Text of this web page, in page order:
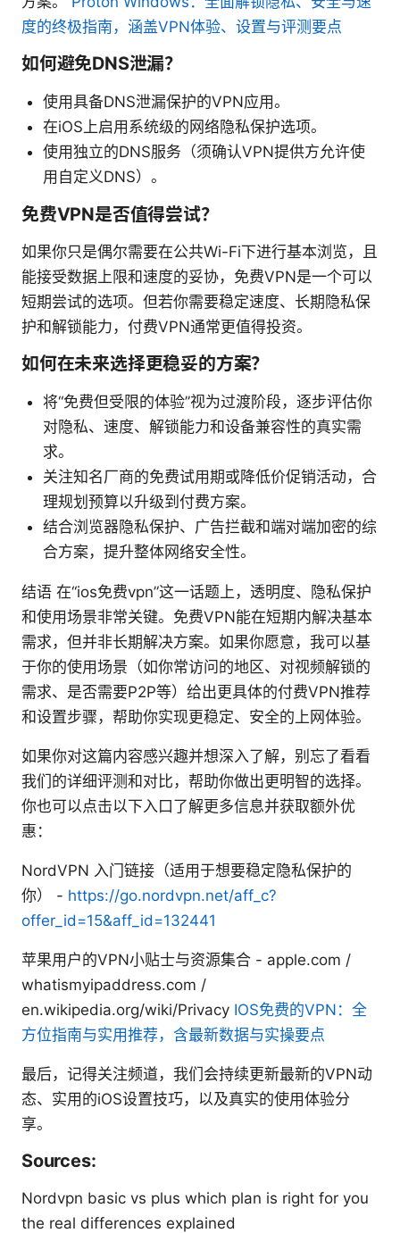
度的终极指南，涵盖VPN体验、设置与评测要点
如何避免DNS泄漏？
使用具备DNS泄漏保护的VPN应用。
在iOS上启用系统级的网络隐私保护选项。
使用独立的DNS服务（须确认VPN提供方允许使
用自定义DNS）。
免费VPN是否值得尝试？
如果你只是偶尔需要在公共Wi-Fi下进行基本浏览，且
能接受数据上限和速度的妥协，免费VPN是一个可以
短期尝试的选项。但若你需要稳定速度、长期隐私保
护和解锁能力，付费VPN通常更值得投资。
如何在未来选择更稳妥的方案？
将“免费但受限的体验”视为过渡阶段，逐步评估你
对隐私、速度、解锁能力和设备兼容性的真实需
求。
关注知名厂商的免费试用期或降低价促销活动，合
理规划预算以升级到付费方案。
结合浏览器隐私保护、广告拦截和端对端加密的综
合方案，提升整体网络安全性。
结语 在“ios免费vpn”这一话题上，透明度、隐私保护
和使用场景非常关键。免费VPN能在短期内解决基本
需求，但并非长期解决方案。如果你愿意，我可以基
于你的使用场景（如你常访问的地区、对视频解锁的
需求、是否需要P2P等）给出更具体的付费VPN推荐
和设置步骤，帮助你实现更稳定、安全的上网体验。
如果你对这篇内容感兴趣并想深入了解，别忘了看看
我们的详细评测和对比，帮助你做出更明智的选择。
你也可以点击以下入口了解更多信息并获取额外优
惠：
NordVPN 入门链接（适用于想要稳定隐私保护的
你） - https://go.nordvpn.net/aff_c?
offer_id=15&aff_id=132441
苹果用户的VPN小贴士与资源集合 - apple.com /
whatismyipaddress.com /
en.wikipedia.org/wiki/Privacy IOS免费的VPN：全
方位指南与实用推荐，含最新数据与实操要点
最后，记得关注频道，我们会持续更新最新的VPN动
态、实用的iOS设置技巧，以及真实的使用体验分
享。
Sources:
Nordvpn basic vs plus which plan is right for you
the real differences explained